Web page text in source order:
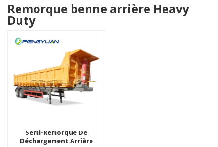
Remorque benne arrière Heavy
Duty
Semi-Remorque De
Déchargement Arrière